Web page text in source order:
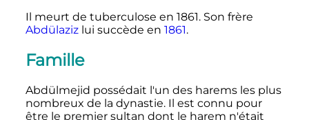
Il meurt de tuberculose en 1861. Son frère
Abdülazizlui succède en 1861.
Famille
Abdülmejid possédait l'un des harems les plus
nombreux de la dynastie. Il est connu pour
être le premier sultan dont le harem n'était